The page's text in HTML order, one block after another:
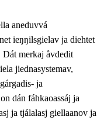
ja ávddama hárráj
aneduvvá
ieŋŋilsgielav ja diehtet
Dát merkaj åvdedit
jiednasystemav,
ja
dán fáhkaoassáj ja
ja tjálalasj giellaanov ja